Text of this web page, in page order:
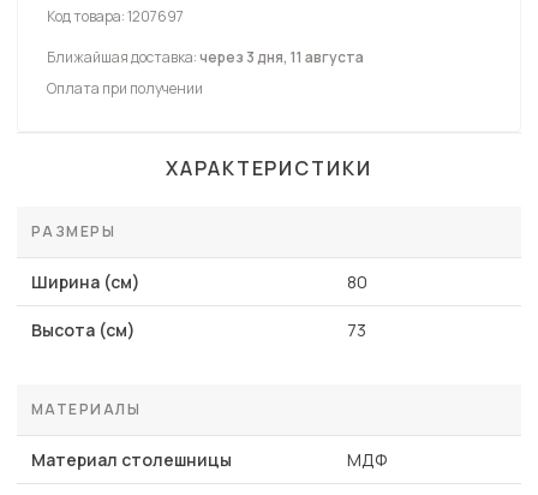
Код товара:1207697
Ближайшая доставка:через 3 дня, 11 августа
Оплата при получении
ХАРАКТЕРИСТИКИ
РАЗМЕРЫ
Ширина (см) 80
Высота (см) 73
МАТЕРИАЛЫ
Материал столешницы МДФ